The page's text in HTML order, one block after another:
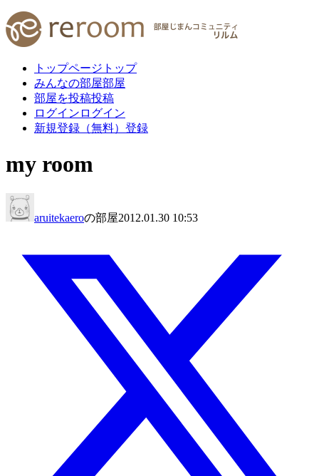
トップページ トップ
みんなの部屋部屋
部屋を投稿投稿
ログイン ログイン
新規登録（無料） 登録
my room
aruitekaeroの部屋2012.01.30 10:53